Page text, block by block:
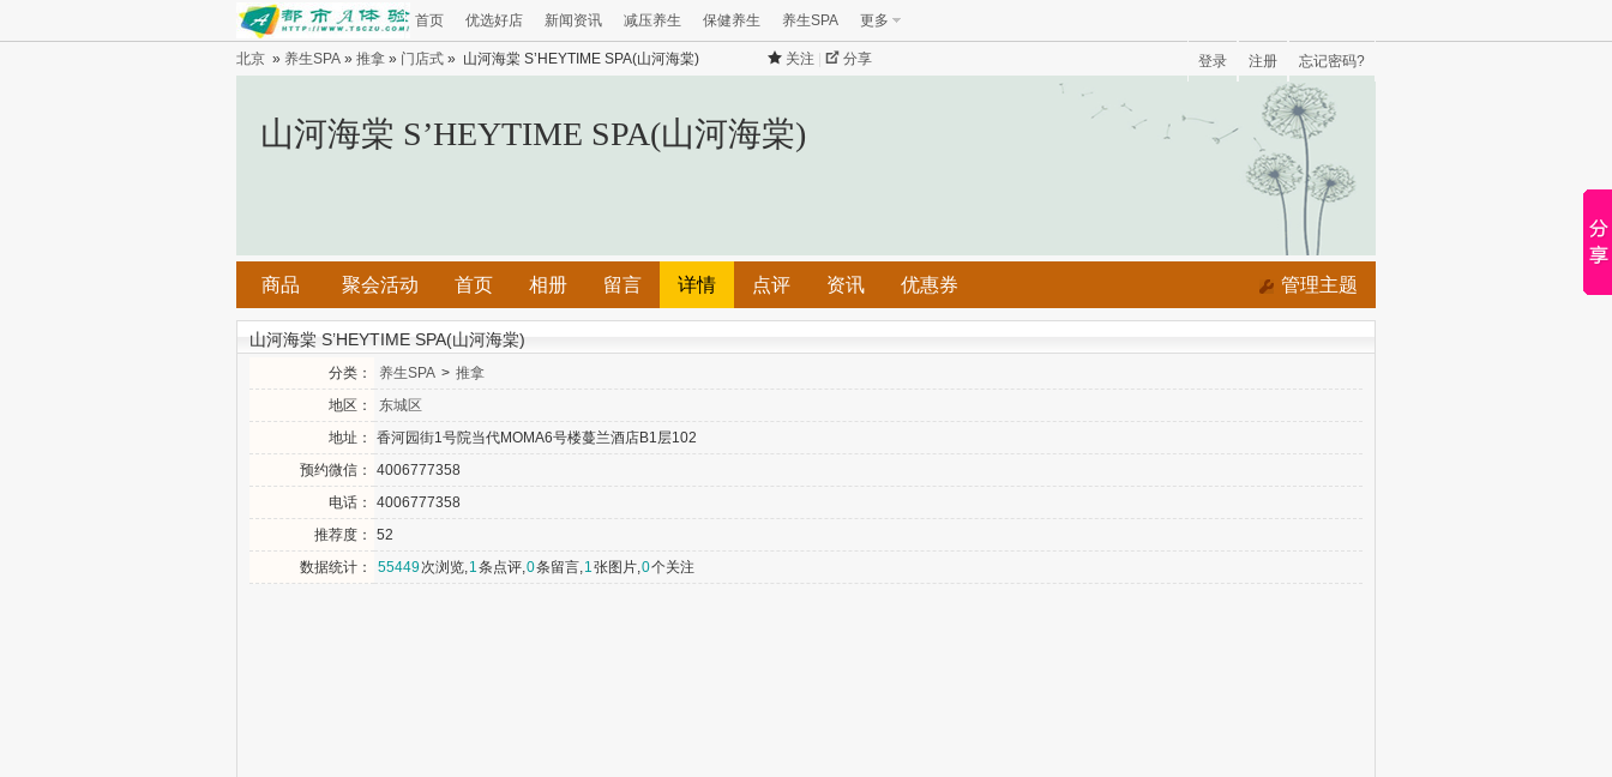
首页 优选好店 新闻资讯 减压养生 保健养生 养生SPA 更多
忘记密码?
注册
登录
关注 分享
北京 » 养生SPA » 推拿 » 门店式 » 山河海棠 S’HEYTIME SPA(山河海棠)
山河海棠 S’HEYTIME SPA(山河海棠)
商品 聚会活动 首页 相册 留言 详情 点评 资讯 优惠券 管理主题
山河海棠 S’HEYTIME SPA(山河海棠)
分类： 养生SPA > 推拿
地区：
东城区
地址：
香河园街1号院当代MOMA6号楼蔓兰酒店B1层102
预约微信：
4006777358
电话：
4006777358
推荐度：
52
数据统计：
55449次浏览,1条点评,0条留言,1张图片,0个关注